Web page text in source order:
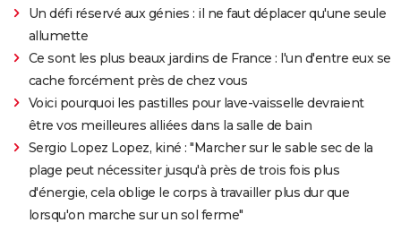
Un défi réservé aux génies : il ne faut déplacer qu'une seule
allumette
Ce sont les plus beaux jardins de France : l'un d'entre eux se
cache forcément près de chez vous
Voici pourquoi les pastilles pour lave-vaisselle devraient
être vos meilleures alliées dans la salle de bain
Sergio Lopez Lopez, kiné : "Marcher sur le sable sec de la
plage peut nécessiter jusqu'à près de trois fois plus
d'énergie, cela oblige le corps à travailler plus dur que
lorsqu'on marche sur un sol ferme"